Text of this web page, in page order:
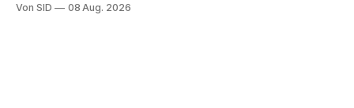
Von SID 08 Aug. 2026